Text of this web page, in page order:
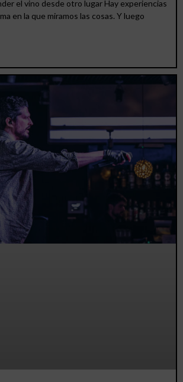
el vino desde otro lugar Hay experiencias
en la que miramos las cosas. Y luego